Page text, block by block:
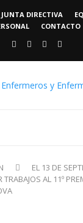
JUNTA DIRECTIVA
CONTACTO
EL 13 DE
AL 11º